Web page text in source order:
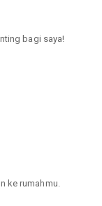
bagi saya!
ke rumahmu.